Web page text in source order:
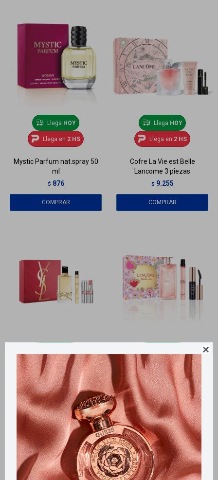

Llega HOY
Llega en 2 HS
Mystic Parfum nat.spray 50
ml
$ 876
Llega HOY
Llega en 2 HS
Cofre La Vie est Belle
Lancome 3 piezas
$ 9.255
Llega en2 HS
Set Libre YSL - Edp 90ml +
edp 10ml + Lipstick
$ 12.300
Llega en2 HS
Lancome Idole Set edp 100ml
+ edp 10ml + máscara
pestañas
$ 9.010